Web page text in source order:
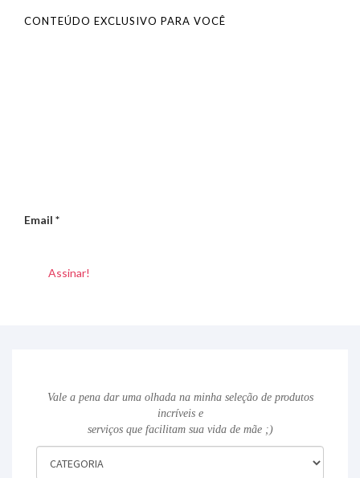
CONTEÚDO EXCLUSIVO PARA VOCÊ
Email *
Vale a pena dar uma olhada na minha seleção de produtos
incríveis e
serviços que facilitam sua vida de mãe ;)